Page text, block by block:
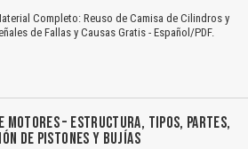
Completo: Reuso de Camisa de Cilindros y
de Fallas y Causas Gratis - Español/PDF.
MOTORES – ESTRUCTURA, TIPOS, PARTES,
DE PISTONES Y BUJÍAS